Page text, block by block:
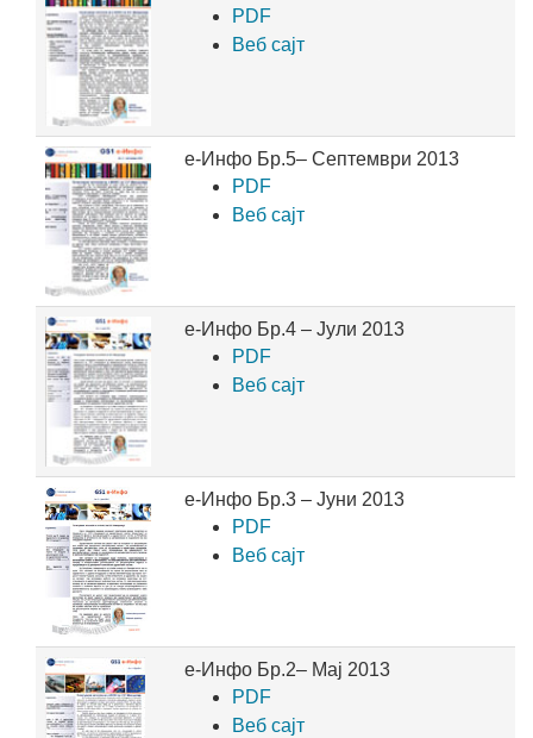
PDF
Веб сајт
е-Инфо Бр.5– Септември 2013
PDF
Веб сајт
е-Инфо Бр.4 – Јули 2013
PDF
Веб сајт
е-Инфо Бр.3 – Јуни 2013
PDF
Веб сајт
е-Инфо Бр.2– Maj 2013
PDF
Веб сајт